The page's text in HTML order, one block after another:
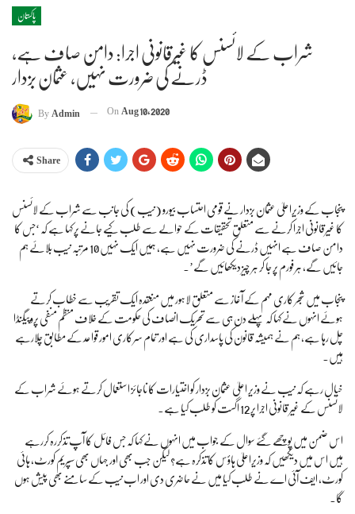
پاکستان
شراب کے لائسنس کا غیرقانونی اجرا: دامن صاف ہے،
ڈرنے کی ضرورت نہیں، عثمان بزدار
ByAdmin OnAug 10, 2020
Share
پنجاب کے وزیراعلیٰ عثمان بزدار نے قومی احتساب بیورو (نیب) کی جانب سے شراب کے لائسنس
کا غیرقانونی اجرا کرنے سے متعلق تحقیقات کے حوالے سے طلب کیے جانے پر کہا ہے کہ ‘جس کا
دامن صاف ہے انہیں ڈرنے کی ضرورت نہیں ہے، ہمیں ایک نہیں 10 مرتبہ نیب بلائے ہم
جائیں گے، ہر فورم پر جا کر ہر چیز دیکھائیں گے’۔
پنجاب میں شجر کاری مہم کے آغاز سے متعلق لاہور میں منعقدہ ایک تقریب سے خطاب کرتے
ہوئے انہوں نے کہا کہ پہلے دن ہی سے تحریک انصاف کی حکومت کے خلاف منظم منفی پروپیگنڈا
چل رہا ہے، ہم نے ہمیشہ قانون کی پاسداری کی ہے اور تمام سرکاری امور قواعد کے مطابق چلارہے
ہیں۔
خیال رہے کہ نیب نے وزیر اعلیٰ عثمان بزدار کو اختیارات کا ناجائز استعمال کرتے ہوئے شراب کے
لائسنس کے غیر قانونی اجرا پر 12 اگست کو طلب کیا ہے۔
اس ضمن میں پوچھے گئے سوال کے جواب میں انہوں نے کہا کہ جس فائل کا آپ تذکررہ کررہے
ہیں اس میں دیکھیں کہ وزیراعلیٰ ہاؤس کا تذکرہ ہے؟ لیکن جب بھی اور جہاں بھی سپریم کورٹ، ہائی
کورٹ، ایف آئی اے نے طلب کیا میں نے حاضری دی اور اب نیب کے سامنے بھی پیش ہوں
گا۔